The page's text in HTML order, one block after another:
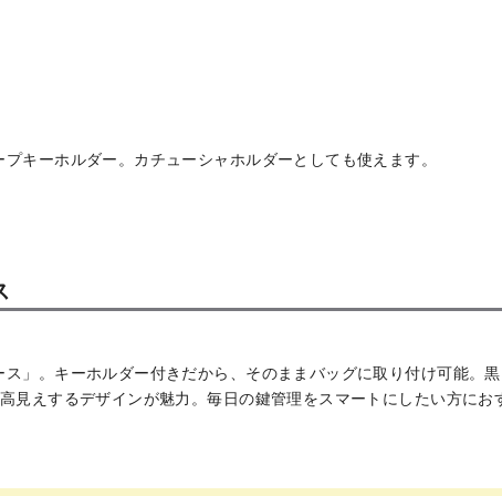
キーホルダー。カチューシャホルダーとしても使えます。
」。キーホルダー付きだから、そのままバッグに取り付け可能。
見えするデザインが魅力。毎日の鍵管理をスマートにしたい方にお